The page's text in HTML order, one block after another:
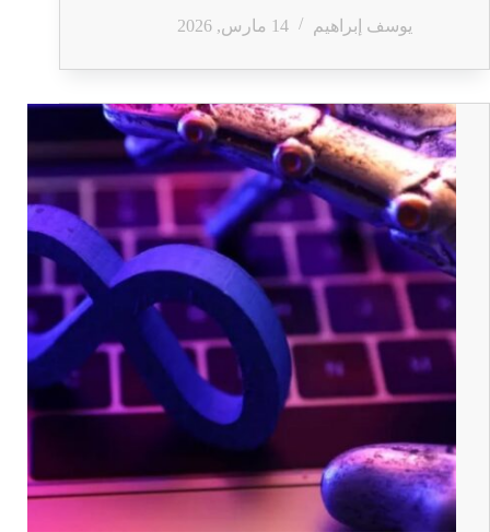
يوسف إبراهيم
14 مارس, 2026